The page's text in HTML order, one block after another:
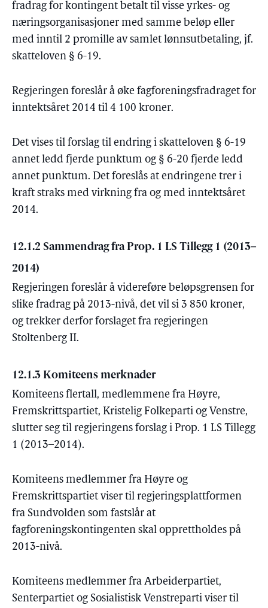
fradrag for kontingent betalt til visse yrkes- og
næringsorganisasjoner med samme beløp eller
med inntil 2 promille av samlet lønnsutbetaling, jf.
skatteloven § 6-19.
Regjeringen foreslår å øke fagforeningsfradraget for
inntektsåret 2014 til 4 100 kroner.
Det vises til forslag til endring i skatteloven § 6-19
annet ledd fjerde punktum og § 6-20 fjerde ledd
annet punktum. Det foreslås at endringene trer i
kraft straks med virkning fra og med inntektsåret
2014.
12.1.2 Sammendrag fra Prop. 1 LS Tillegg 1 (2013–
2014)
Regjeringen foreslår å videreføre beløpsgrensen for
slike fradrag på 2013-nivå, det vil si 3 850 kroner,
og trekker derfor forslaget fra regjeringen
Stoltenberg II.
12.1.3 Komiteens merknader
Komiteens flertall, medlemmene fra Høyre,
Fremskrittspartiet, Kristelig Folkeparti og Venstre,
slutter seg til regjeringens forslag i Prop. 1 LS Tillegg
1 (2013–2014).
Komiteens medlemmer fra Høyre og
Fremskrittspartiet viser til regjeringsplattformen
fra Sundvolden som fastslår at
fagforeningskontingenten skal opprettholdes på
2013-nivå.
Komiteens medlemmer fra Arbeiderpartiet,
Senterpartiet og Sosialistisk Venstreparti viser til